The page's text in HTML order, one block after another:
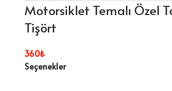
Motorsiklet Temalı Özel
Tişört
360₺
Seçenekler